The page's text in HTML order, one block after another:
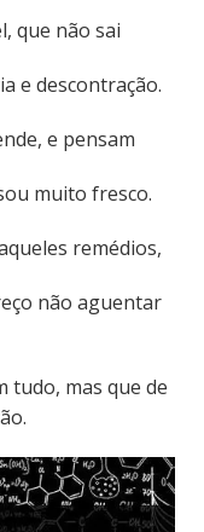
que não sai
e descontração.
e pensam
muito fresco.
remédios,
não aguentar
tudo, mas que de